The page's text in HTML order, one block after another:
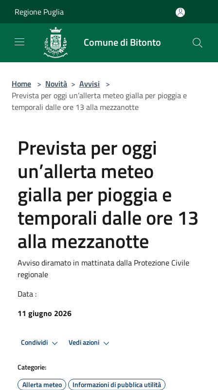
Regione Puglia
Comune di Bitonto
Home > Novità > Avvisi >
Prevista per oggi un’allerta meteo gialla per pioggia e
temporali dalle ore 13 alla mezzanotte
Prevista per oggi
un’allerta meteo
gialla per pioggia e
temporali dalle ore 13
alla mezzanotte
Avviso diramato in mattinata dalla Protezione Civile
regionale
Data :
11 giugno 2026
Condividi Vedi azioni
Categorie:
Allerta meteo
Informazioni di pubblica utilità